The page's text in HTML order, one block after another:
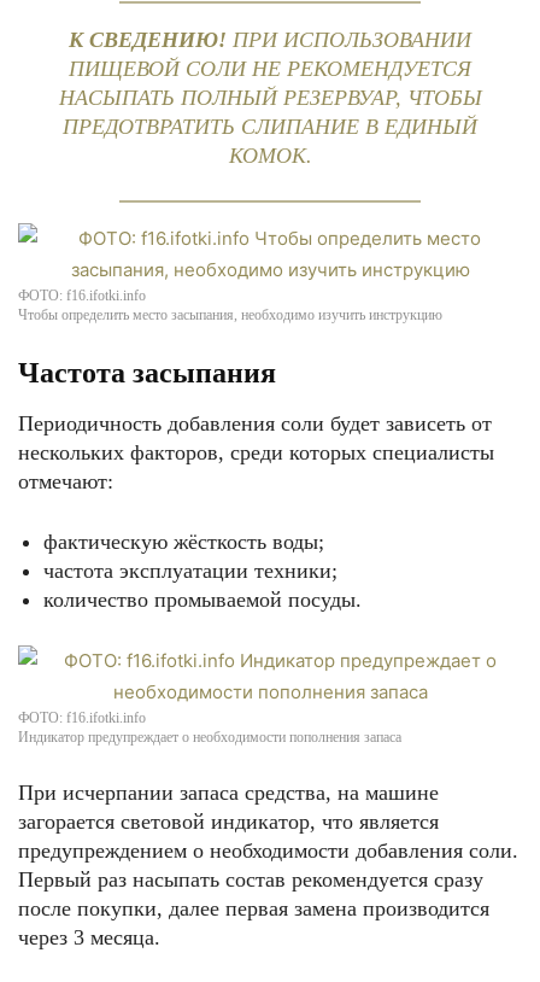
К СВЕДЕНИЮ! ПРИ ИСПОЛЬЗОВАНИИ
ПИЩЕВОЙ СОЛИ НЕ РЕКОМЕНДУЕТСЯ
НАСЫПАТЬ ПОЛНЫЙ РЕЗЕРВУАР, ЧТОБЫ
ПРЕДОТВРАТИТЬ СЛИПАНИЕ В ЕДИНЫЙ
КОМОК.
ФОТО: f16.ifotki.info
Чтобы определить место засыпания, необходимо изучить инструкцию
Частота засыпания
Периодичность добавления соли будет зависеть от
нескольких факторов, среди которых специалисты
отмечают:
фактическую жёсткость воды;
частота эксплуатации техники;
количество промываемой посуды.
ФОТО: f16.ifotki.info
Индикатор предупреждает о необходимости пополнения запаса
При исчерпании запаса средства, на машине
загорается световой индикатор, что является
предупреждением о необходимости добавления соли.
Первый раз насыпать состав рекомендуется сразу
после покупки, далее первая замена производится
через 3 месяца.